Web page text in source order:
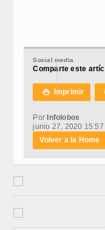
Social media
Comparte este
 Imprimir
PorInfolobos
junio 27, 2020 15:57
Volver a la Home